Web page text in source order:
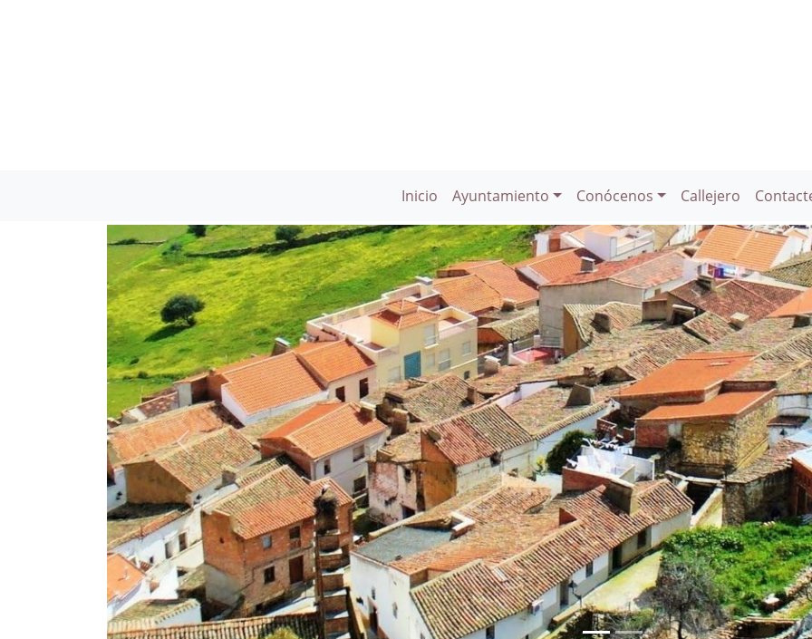
Inicio Ayuntamiento Conócenos Callejero
CONOCE
El municipio de Capilla
Más Información